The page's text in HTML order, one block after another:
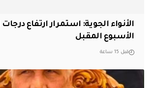
الأنواء الجوية: استمرار ارتفاع
الأسبوع المقبل
قبل 15 ساعة